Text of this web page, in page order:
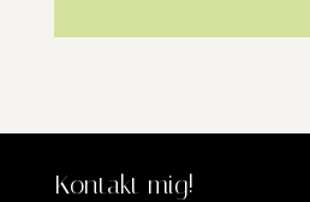
Kontakt mig!